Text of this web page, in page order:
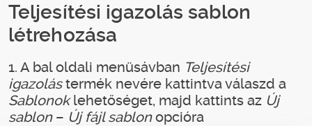
Teljesítési igazolás sablon
létrehozása
1. A bal oldali menüsávban Teljesítési
igazolástermék nevére kattintva válaszd a
Sablonoklehetőséget, majd kattints az Új
sablon– Új fájl sablonopcióra